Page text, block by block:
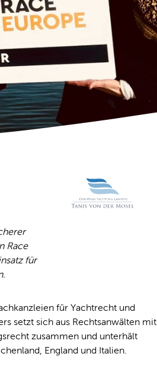
Race
für
für Yachtrecht und
setzt sich aus Rechtsanwälten mit
zusammen und unterhält
England und Italien.